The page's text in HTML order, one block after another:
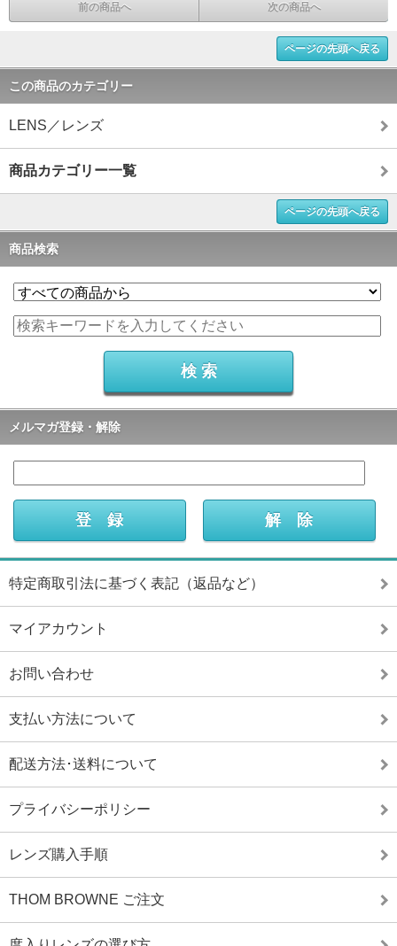
前の商品へ 次の商品へ
ページの先頭へ戻る
この商品のカテゴリー
LENS／レンズ
商品カテゴリー一覧
ページの先頭へ戻る
商品検索
メルマガ登録・解除
特定商取引法に基づく表記（返品など）
マイアカウント
お問い合わせ
支払い方法について
配送方法･送料について
プライバシーポリシー
レンズ購入手順
THOM BROWNE ご注文